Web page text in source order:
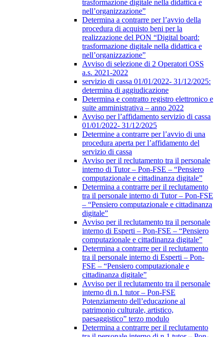
trasformazione digitale nella didattica e
nell’organizzazione”
Determina a contrarre per l’avvio della
procedura di acquisto beni per la
realizzazione del PON “Digital board:
trasformazione digitale nella didattica e
nell’organizzazione”
Avviso di selezione di 2 Operatori OSS
a.s. 2021-2022
servizio di cassa 01/01/2022- 31/12/2025:
determina di aggiudicazione
Determina e contratto registro elettronico e
suite amministrativa – anno 2022
Avviso per l’affidamento servizio di cassa
01/01/2022- 31/12/2025
Determine a contrarre per l’avvio di una
procedura aperta per l’affidamento del
servizio di cassa
Avviso per il reclutamento tra il personale
interno di Tutor – Pon-FSE – “Pensiero
computazionale e cittadinanza digitale”
Determina a contrarre per il reclutamento
tra il personale interno di Tutor – Pon-FSE
– “Pensiero computazionale e cittadinanza
digitale”
Avviso per il reclutamento tra il personale
interno di Esperti – Pon-FSE – “Pensiero
computazionale e cittadinanza digitale”
Determina a contrarre per il reclutamento
tra il personale interno di Esperti – Pon-
FSE – “Pensiero computazionale e
cittadinanza digitale”
Avviso per il reclutamento tra il personale
interno di n.1 tutor – Pon-FSE
Potenziamento dell’educazione al
patrimonio culturale, artistico,
paesaggistico” terzo modulo
Determina a contrarre per il reclutamento